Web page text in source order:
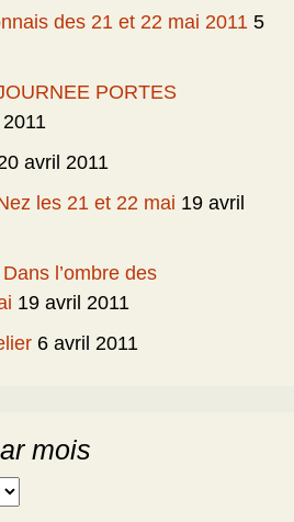
des 21 et 22 mai 2011 5
PORTES
avril 2011
les 21 et 22 mai 19 avril
l’ombre des
19 avril 2011
6 avril 2011
mois